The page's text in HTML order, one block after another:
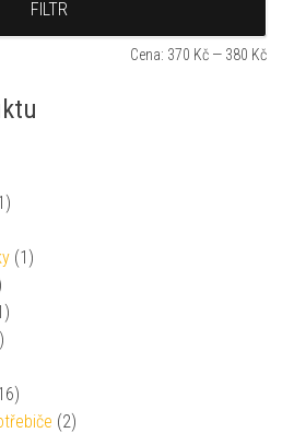
FILTR
Cena: 370 Kč — 380 Kč
(1)
(2)